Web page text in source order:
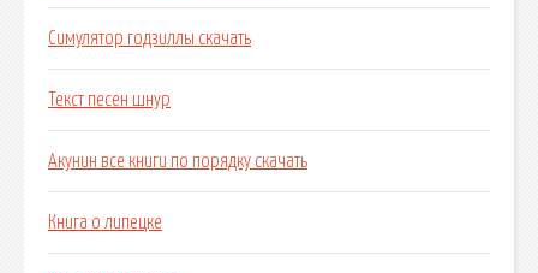
Симулятор годзиллы скачать
Текст песен шнур
Акунин все книги по порядку скачать
Книга о липецке